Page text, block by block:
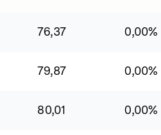
76,37 0,00%
79,87 0,00%
80,01 0,00%